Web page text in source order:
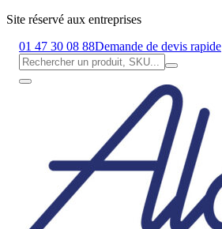
Site réservé aux entreprises
01 47 30 08 88Demande de devis rapide